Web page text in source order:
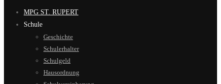
MPG ST. RUPERT
Schule
Geschichte
Schulerhalter
Schulgeld
Hausordnung